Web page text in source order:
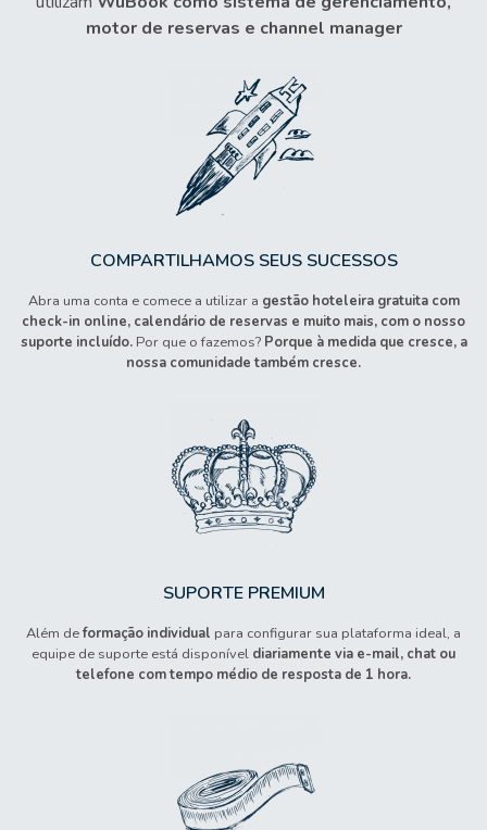
motor de reservas e channel manager
COMPARTILHAMOS SEUS SUCESSOS
Abra uma conta e comece a utilizar a gestão hoteleira gratuita com
check-in online, calendário de reservas e muito mais, com o nosso
suporte incluído.Por que o fazemos? Porque à medida que cresce, a
nossa comunidade também cresce.
SUPORTE PREMIUM
Além deformação individual para configurar sua plataforma ideal, a
equipe de suporte está disponível diariamente via e-mail, chat ou
telefone com tempo médio de resposta de 1 hora.